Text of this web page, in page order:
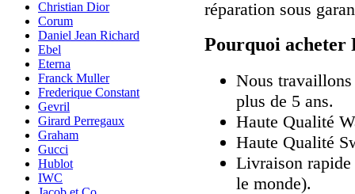
Christian Dior
Corum
Daniel Jean Richard
Ebel
Eterna
Franck Muller
Frederique Constant
Gevril
Girard Perregaux
Graham
Gucci
Hublot
IWC
réparation sous
Pourquoi acheter
Nous
plus de 5 ans.
Haute Qualité
Haute Qualité
Livraison
le monde).